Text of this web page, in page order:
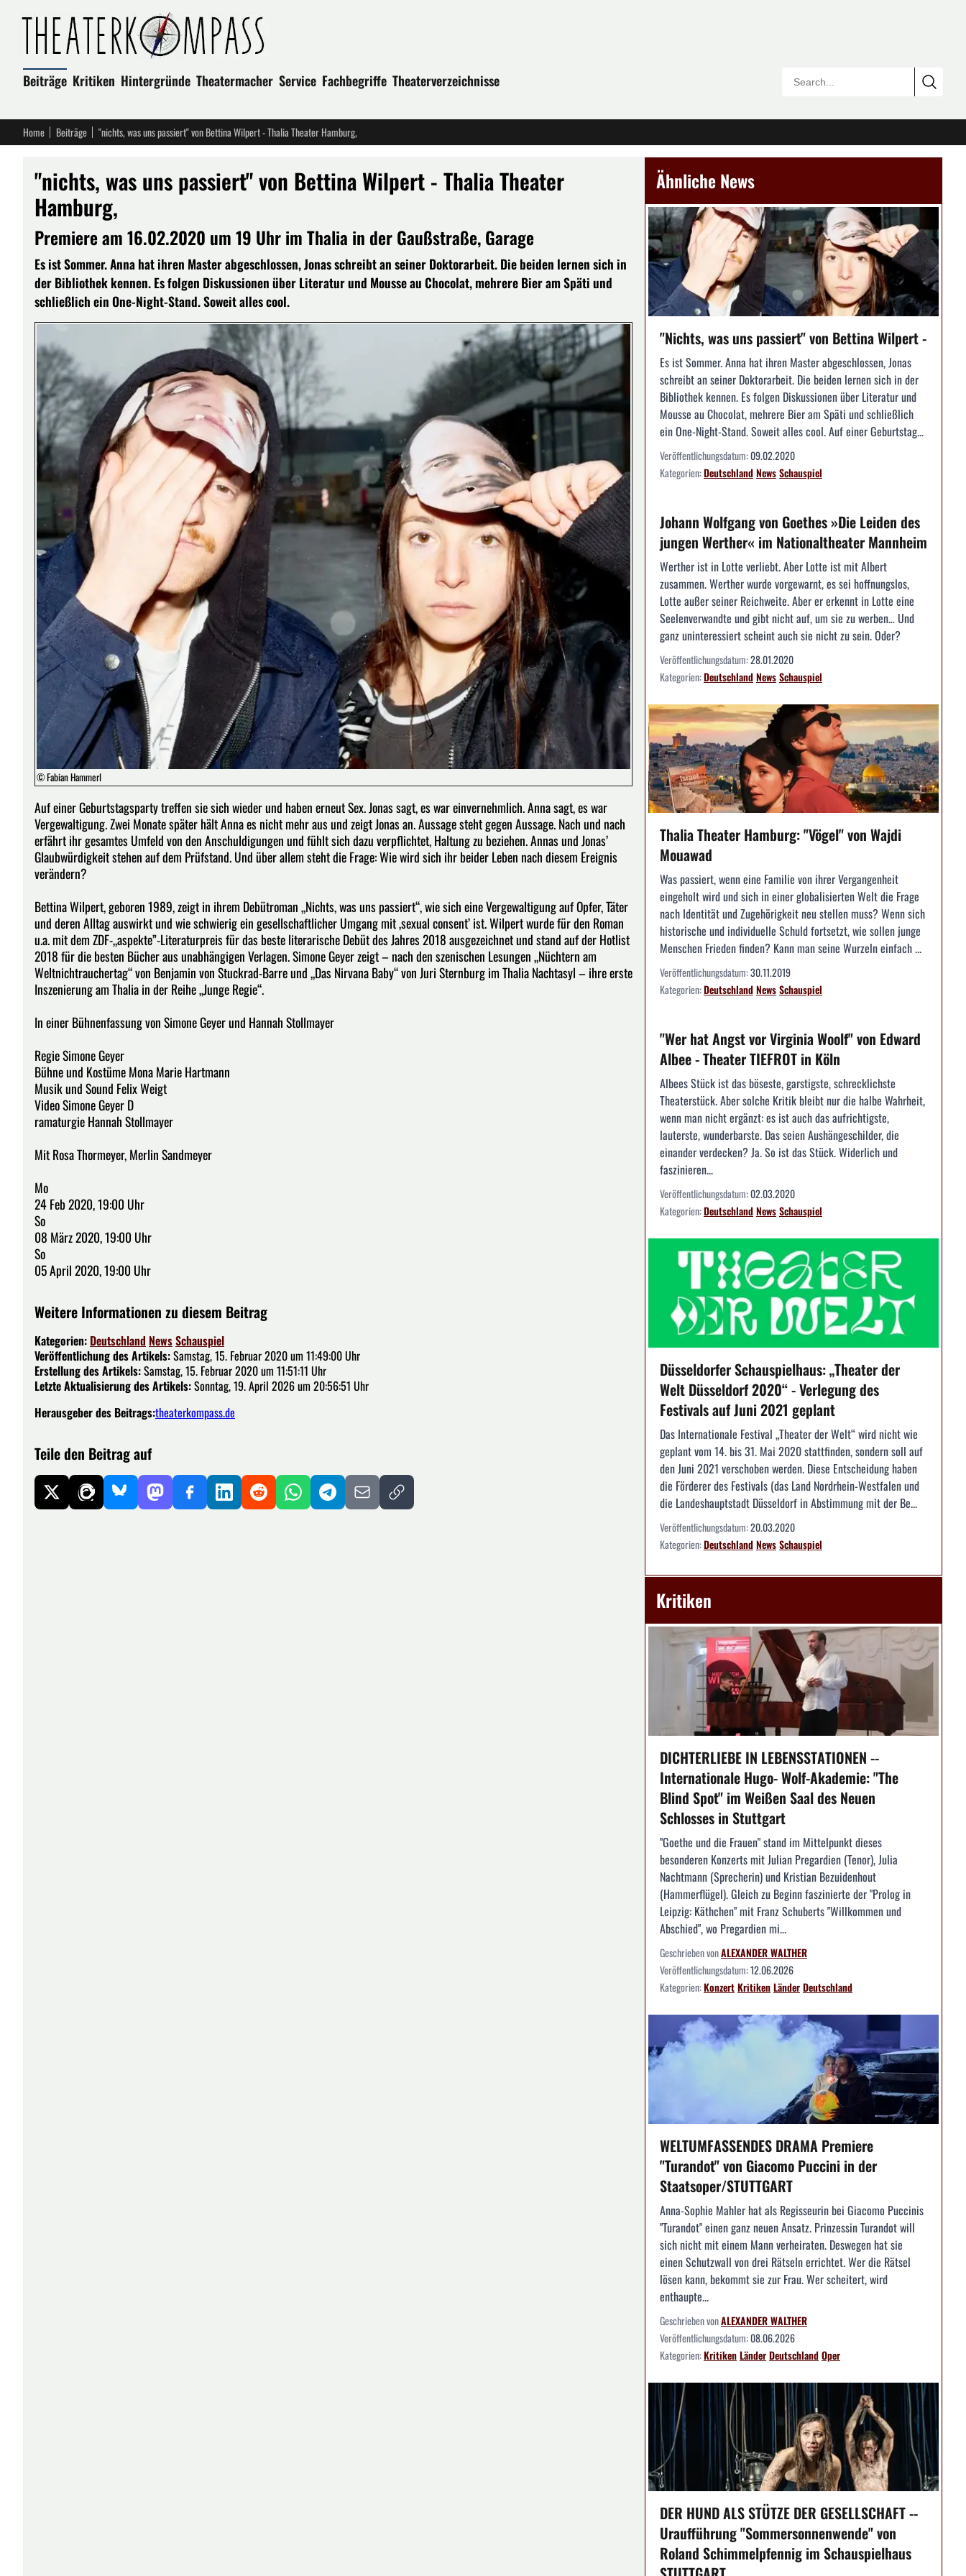
Beiträge Kritiken Hintergründe Theatermacher Service Fachbegriffe Theaterverzeichnisse
Home Beiträge "nichts, was uns passiert" von Bettina Wilpert - Thalia Theater Hamburg,
"nichts, was uns passiert" von Bettina Wilpert - Thalia Theater
Hamburg,
Premiere am 16.02.2020 um 19 Uhr im Thalia in der Gaußstraße, Garage
Es ist Sommer. Anna hat ihren Master abgeschlossen, Jonas schreibt an seiner Doktorarbeit. Die beiden lernen sich in
der Bibliothek kennen. Es folgen Diskussionen über Literatur und Mousse au Chocolat, mehrere Bier am Späti und
schließlich ein One-Night-Stand. Soweit alles cool.
© Fabian Hammerl
Auf einer Geburtstagsparty treffen sie sich wieder und haben erneut Sex. Jonas sagt, es war einvernehmlich. Anna sagt, es war
Vergewaltigung. Zwei Monate später hält Anna es nicht mehr aus und zeigt Jonas an. Aussage steht gegen Aussage. Nach und nach
erfährt ihr gesamtes Umfeld von den Anschuldigungen und fühlt sich dazu verpflichtet, Haltung zu beziehen. Annas und Jonas’
Glaubwürdigkeit stehen auf dem Prüfstand. Und über allem steht die Frage: Wie wird sich ihr beider Leben nach diesem Ereignis
verändern?
Bettina Wilpert, geboren 1989, zeigt in ihrem Debütroman „Nichts, was uns passiert“, wie sich eine Vergewaltigung auf Opfer, Täter
und deren Alltag auswirkt und wie schwierig ein gesellschaftlicher Umgang mit ‚sexual consent’ ist. Wilpert wurde für den Roman
u.a. mit dem ZDF-„aspekte”-Literaturpreis für das beste literarische Debüt des Jahres 2018 ausgezeichnet und stand auf der Hotlist
2018 für die besten Bücher aus unabhängigen Verlagen. Simone Geyer zeigt – nach den szenischen Lesungen „Nüchtern am
Weltnichtrauchertag“ von Benjamin von Stuckrad-Barre und „Das Nirvana Baby“ von Juri Sternburg im Thalia Nachtasyl – ihre erste
Inszenierung am Thalia in der Reihe „Junge Regie“.
In einer Bühnenfassung von Simone Geyer und Hannah Stollmayer
Regie Simone Geyer
Bühne und Kostüme Mona Marie Hartmann
Musik und Sound Felix Weigt
Video Simone Geyer D
ramaturgie Hannah Stollmayer
Mit Rosa Thormeyer, Merlin Sandmeyer
Mo
24 Feb 2020, 19:00 Uhr
So
08 März 2020, 19:00 Uhr
So
05 April 2020, 19:00 Uhr
Weitere Informationen zu diesem Beitrag
Kategorien: Deutschland NewsSchauspiel
Veröffentlichung des Artikels:Samstag, 15. Februar 2020 um 11:49:00 Uhr
Erstellung des Artikels:Samstag, 15. Februar 2020 um 11:51:11 Uhr
Letzte Aktualisierung des Artikels:Sonntag, 19. April 2026 um 20:56:51 Uhr
Herausgeber des Beitrags:theaterkompass.de
Teile den Beitrag auf
Ähnliche News
"Nichts, was uns passiert" von Bettina Wilpert -
Es ist Sommer. Anna hat ihren Master abgeschlossen, Jonas
schreibt an seiner Doktorarbeit. Die beiden lernen sich in der
Bibliothek kennen. Es folgen Diskussionen über Literatur und
Mousse au Chocolat, mehrere Bier am Späti und schließlich
ein One-Night-Stand. Soweit alles cool. Auf einer Geburtstag...
Veröffentlichungsdatum:09.02.2020
Kategorien:DeutschlandNewsSchauspiel
Johann Wolfgang von Goethes »Die Leiden des
jungen Werther« im Nationaltheater Mannheim
Werther ist in Lotte verliebt. Aber Lotte ist mit Albert
zusammen. Werther wurde vorgewarnt, es sei hoffnungslos,
Lotte außer seiner Reichweite. Aber er erkennt in Lotte eine
Seelenverwandte und gibt nicht auf, um sie zu werben… Und
ganz uninteressiert scheint auch sie nicht zu sein. Oder?
Veröffentlichungsdatum:28.01.2020
Kategorien:DeutschlandNewsSchauspiel
Thalia Theater Hamburg: "Vögel" von Wajdi
Mouawad
Was passiert, wenn eine Familie von ihrer Vergangenheit
eingeholt wird und sich in einer globalisierten Welt die Frage
nach Identität und Zugehörigkeit neu stellen muss? Wenn sich
historische und individuelle Schuld fortsetzt, wie sollen junge
Menschen Frieden finden? Kann man seine Wurzeln einfach ...
Veröffentlichungsdatum:30.11.2019
Kategorien:DeutschlandNewsSchauspiel
"Wer hat Angst vor Virginia Woolf" von Edward
Albee - Theater TIEFROT in Köln
Albees Stück ist das böseste, garstigste, schrecklichste
Theaterstück. Aber solche Kritik bleibt nur die halbe Wahrheit,
wenn man nicht ergänzt: es ist auch das aufrichtigste,
lauterste, wunderbarste. Das seien Aushängeschilder, die
einander verdecken? Ja. So ist das Stück. Widerlich und
faszinieren...
Veröffentlichungsdatum:02.03.2020
Kategorien:DeutschlandNewsSchauspiel
Düsseldorfer Schauspielhaus: „Theater der
Welt Düsseldorf 2020“ - Verlegung des
Festivals auf Juni 2021 geplant
Das Internationale Festival „Theater der Welt“ wird nicht wie
geplant vom 14. bis 31. Mai 2020 stattfinden, sondern soll auf
den Juni 2021 verschoben werden. Diese Entscheidung haben
die Förderer des Festivals (das Land Nordrhein-Westfalen und
die Landeshauptstadt Düsseldorf in Abstimmung mit der Be...
Veröffentlichungsdatum:20.03.2020
Kategorien:DeutschlandNewsSchauspiel
Kritiken
DICHTERLIEBE IN LEBENSSTATIONEN --
Internationale Hugo- Wolf-Akademie: "The
Blind Spot" im Weißen Saal des Neuen
Schlosses in Stuttgart
"Goethe und die Frauen" stand im Mittelpunkt dieses
besonderen Konzerts mit Julian Pregardien (Tenor), Julia
Nachtmann (Sprecherin) und Kristian Bezuidenhout
(Hammerflügel). Gleich zu Beginn faszinierte der "Prolog in
Leipzig: Käthchen" mit Franz Schuberts "Willkommen und
Abschied", wo Pregardien mi...
Geschrieben vonALEXANDER WALTHER
Veröffentlichungsdatum:12.06.2026
Kategorien:KonzertKritikenLänderDeutschland
WELTUMFASSENDES DRAMA Premiere
"Turandot" von Giacomo Puccini in der
Staatsoper/STUTTGART
Anna-Sophie Mahler hat als Regisseurin bei Giacomo Puccinis
"Turandot" einen ganz neuen Ansatz. Prinzessin Turandot will
sich nicht mit einem Mann verheiraten. Deswegen hat sie
einen Schutzwall von drei Rätseln errichtet. Wer die Rätsel
lösen kann, bekommt sie zur Frau. Wer scheitert, wird
enthaupte...
Geschrieben vonALEXANDER WALTHER
Veröffentlichungsdatum:08.06.2026
Kategorien:KritikenLänderDeutschlandOper
DER HUND ALS STÜTZE DER GESELLSCHAFT --
Uraufführung "Sommersonnenwende" von
Roland Schimmelpfennig im Schauspielhaus